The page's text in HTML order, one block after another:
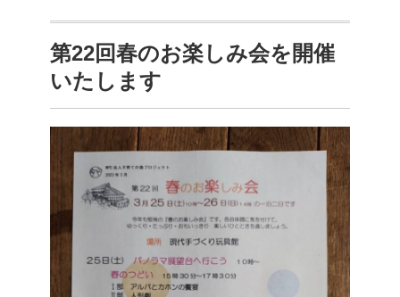
第22回春のお楽しみ会を開催
いたします